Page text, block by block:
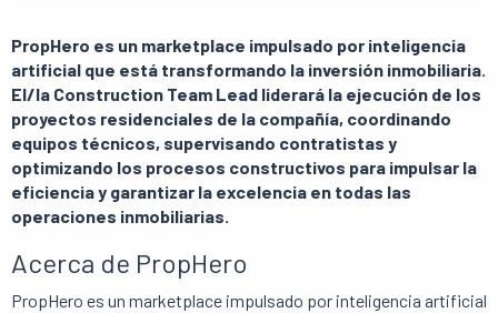
PropHero es un marketplace impulsado por inteligencia
artificial que está transformando la inversión inmobiliaria.
El/la Construction Team Lead liderará la ejecución de los
proyectos residenciales de la compañía, coordinando
equipos técnicos, supervisando contratistas y
optimizando los procesos constructivos para impulsar la
eficiencia y garantizar la excelencia en todas las
operaciones inmobiliarias.
Acerca de PropHero
PropHero es un marketplace impulsado por inteligencia artificial